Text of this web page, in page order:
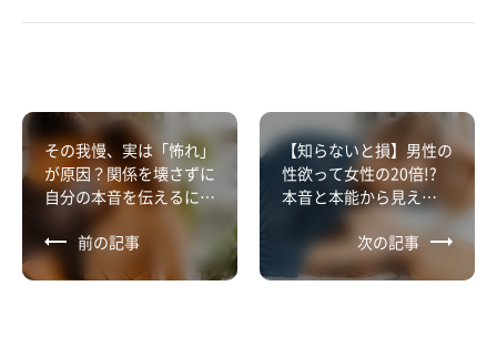
その我慢、実は「怖れ」
が原因？関係を壊さずに
自分の本音を伝えるに
前の記事
【知らないと損】男性の
性欲って女性の20倍!?
本音と本能から見え
る“男という生き物”
次の記事